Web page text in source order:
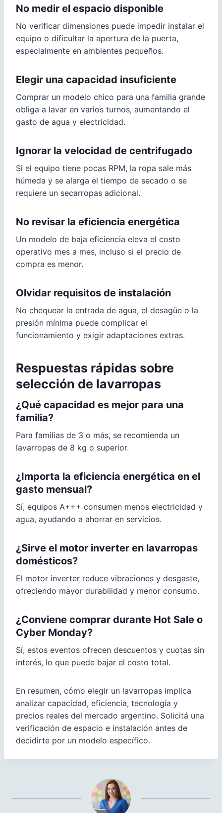
No medir el espacio disponible
No verificar dimensiones puede impedir instalar el
equipo o dificultar la apertura de la puerta,
especialmente en ambientes pequeños.
Elegir una capacidad insuficiente
Comprar un modelo chico para una familia grande
obliga a lavar en varios turnos, aumentando el
gasto de agua y electricidad.
Ignorar la velocidad de centrifugado
Si el equipo tiene pocas RPM, la ropa sale más
húmeda y se alarga el tiempo de secado o se
requiere un secarropas adicional.
No revisar la eficiencia energética
Un modelo de baja eficiencia eleva el costo
operativo mes a mes, incluso si el precio de
compra es menor.
Olvidar requisitos de instalación
No chequear la entrada de agua, el desagüe o la
presión mínima puede complicar el
funcionamiento y exigir adaptaciones extras.
Respuestas rápidas sobre
selección de lavarropas
¿Qué capacidad es mejor para una
familia?
Para familias de 3 o más, se recomienda un
lavarropas de 8 kg o superior.
¿Importa la eficiencia energética en el
gasto mensual?
Sí, equipos A+++ consumen menos electricidad y
agua, ayudando a ahorrar en servicios.
¿Sirve el motor inverter en lavarropas
domésticos?
El motor inverter reduce vibraciones y desgaste,
ofreciendo mayor durabilidad y menor consumo.
¿Conviene comprar durante Hot Sale o
Cyber Monday?
Sí, estos eventos ofrecen descuentos y cuotas sin
interés, lo que puede bajar el costo total.
En resumen, cómo elegir un lavarropas implica
analizar capacidad, eficiencia, tecnología y
precios reales del mercado argentino. Solicitá una
verificación de espacio e instalación antes de
decidirte por un modelo específico.